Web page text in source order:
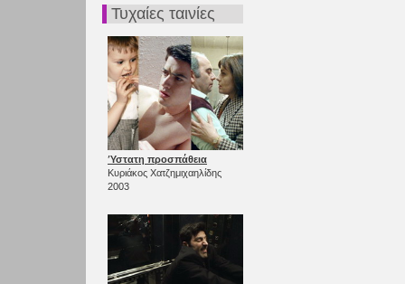
Τυχαίες ταινίες
Ύστατη προσπάθεια
Κυριάκος Χατζημιχαηλίδης
2003